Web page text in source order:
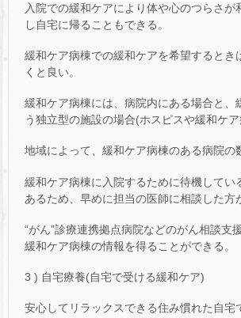
入院での緩和ケアにより体や心のつらさが
し自宅に帰ることもできる。
緩和ケア病棟での緩和ケアを希望するとき
くと良い。
緩和ケア病棟には、病院内にある場合と、
う独立型の施設の場合(ホスピスや緩和ケア
地域によって、緩和ケア病棟のある病院の
緩和ケア病棟に入院するために待機してい
あるため、早めに担当の医師に相談した方
“がん”診療連携拠点病院などのがん相談支
緩和ケア病棟の情報を得ることができる。
3 ) 自宅療養(自宅で受ける緩和ケア)
安心してリラックスできる住み慣れた自宅